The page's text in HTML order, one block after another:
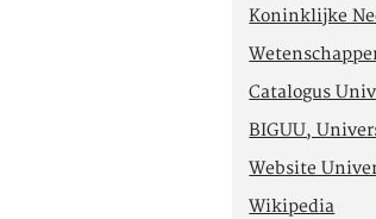
Koninklijke
Catalogus
BIGUU,
Website
Wikipedia